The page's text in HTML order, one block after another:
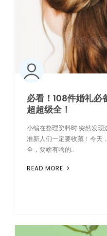
必看！108件婚礼必
超超级全！
小编在整理资料时 突然发现
准新人们一定要收藏！今天
全，要啥有啥的..
READ MORE